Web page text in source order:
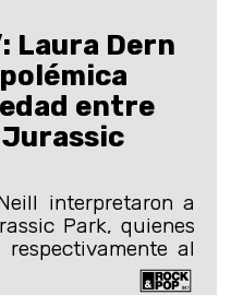
Laura Dern
entre
Jurassic
interpretaron a
Park, quienes
al